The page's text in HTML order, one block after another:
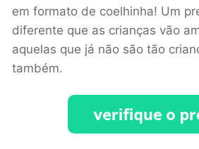
em formato de coelhinha! Um
diferente que as crianças vão
aquelas que já não são tão
também.